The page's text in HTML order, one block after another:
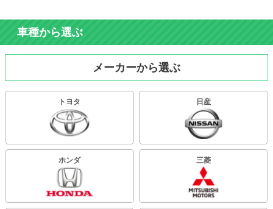
車種から選ぶ
メーカーから選ぶ
トヨタ 日産
ホンダ 三菱